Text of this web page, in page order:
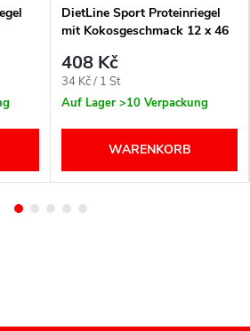
DietLine Sport Proteinriegel
mit Kokosgeschmack 12 x 46
408 Kč
Verkaufspreis:
34 Kč / 1 St
Auf Lager >10 Verpackung
WARENKORB